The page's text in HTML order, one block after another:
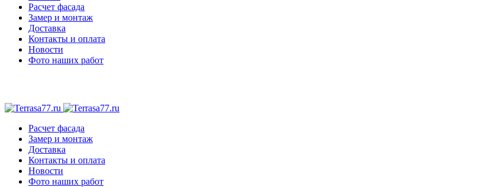
Расчет фасада
Замер и монтаж
Доставка
Контакты и оплата
Новости
Фото наших работ
Расчет фасада
Замер и монтаж
Доставка
Контакты и оплата
Новости
Фото наших работ